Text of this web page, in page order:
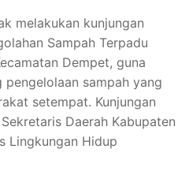
melakukan kunjungan
Sampah Terpadu
Dempet, guna
pengelolaan sampah yang
setempat. Kunjungan
Daerah Kabupaten
Lingkungan Hidup